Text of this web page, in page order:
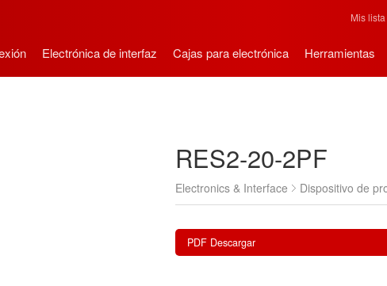
Mis
Electrónica de interfaz Cajas para electrónica Herramientas
RES2-20-2PF
Electronics & Interface Dispositivo de
PDF Descargar